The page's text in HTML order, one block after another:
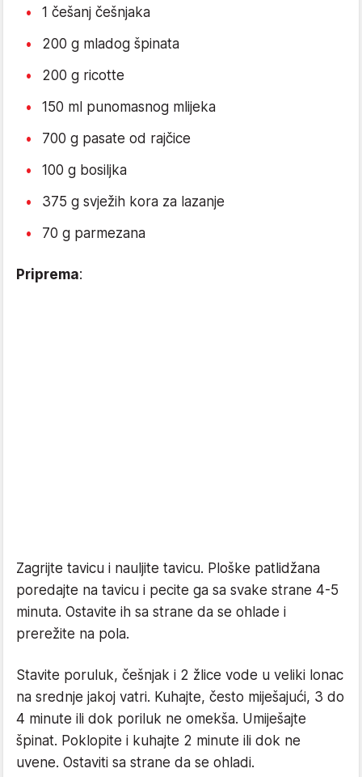
1 češanj češnjaka
200 g mladog špinata
200 g ricotte
150 ml punomasnog mlijeka
700 g pasate od rajčice
100 g bosiljka
375 g svježih kora za lazanje
70 g parmezana
Priprema:
Zagrijte tavicu i nauljite tavicu. Ploške patlidžana
poredajte na tavicu i pecite ga sa svake strane 4-5
minuta. Ostavite ih sa strane da se ohlade i
prerežite na pola.
Stavite poruluk, češnjak i 2 žlice vode u veliki lonac
na srednje jakoj vatri. Kuhajte, često miješajući, 3 do
4 minute ili dok poriluk ne omekša. Umiješajte
špinat. Poklopite i kuhajte 2 minute ili dok ne
uvene. Ostaviti sa strane da se ohladi.